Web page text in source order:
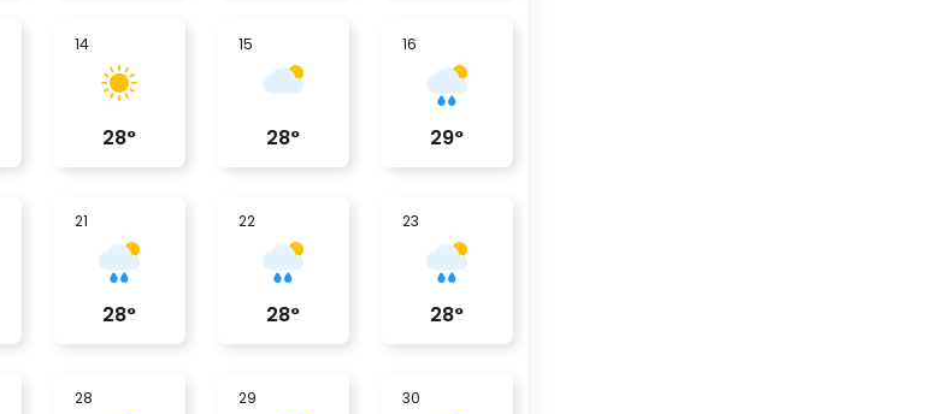
14
28°
15
28°
16
29°
21
28°
22
28°
23
28°
28 29 30